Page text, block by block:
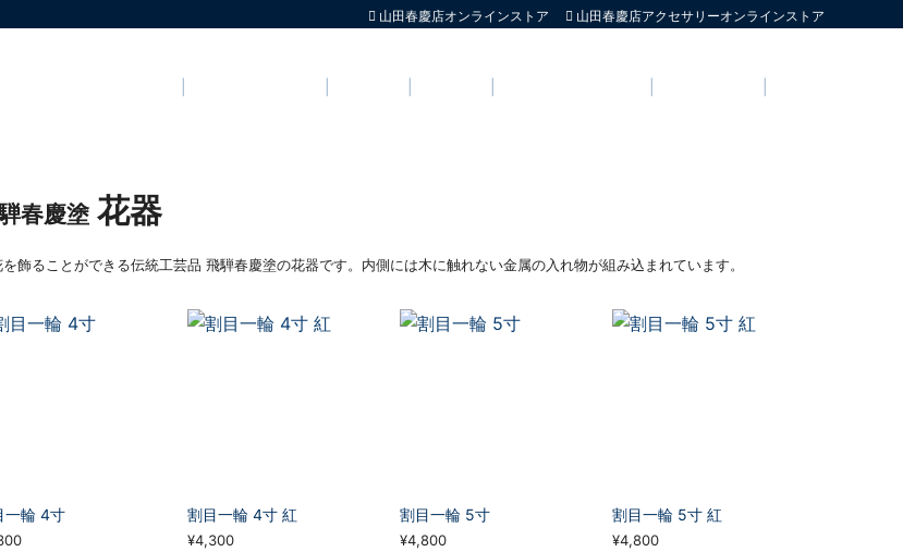
山田春慶店オンラインストア 山田春慶店アクセサリーオンラインストア
春慶塗 花器
を飾ることができる伝統工芸品 飛騨春慶塗の花器です。内側には木に触れない金属の入れ物が組み込まれています。
一輪 4寸 割目一輪 4寸 紅
¥4,300
割目一輪 5寸
¥4,800
割目一輪 5寸 紅
¥4,800